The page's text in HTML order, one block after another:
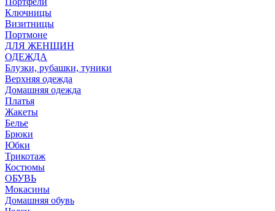
Ключницы
Визитницы
Портмоне
ДЛЯ ЖЕНЩИН
ОДЕЖДА
Блузки, рубашки, туники
Верхняя одежда
Домашняя одежда
Платья
Жакеты
Белье
Брюки
Юбки
Трикотаж
Костюмы
ОБУВЬ
Мокасины
Домашняя обувь